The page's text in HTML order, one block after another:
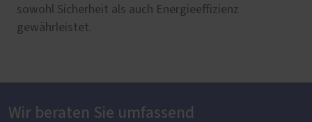
sowohl Sicherheit als auch Energieeffizienz
gewährleistet.
Wir beraten Sie umfassend